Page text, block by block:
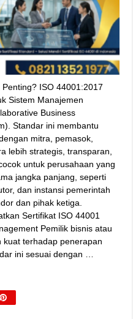
ISO 44001:2017
Sistem Manajemen
Business
Standar ini membantu
mitra, pemasok,
lebih strategis, transparan,
untuk perusahaan yang
jangka panjang, seperti
dan instansi pemerintah
dan pihak ketiga.
Sertifikat ISO 44001
Pemilik bisnis atau
terhadap penerapan
ini sesuai dengan …